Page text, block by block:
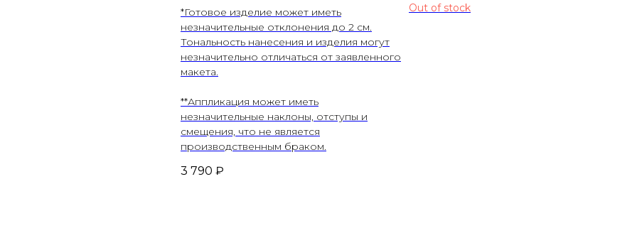
*Готовое изделие может иметь
незначительные отклонения до 2 см.
Тональность нанесения и изделия могут
незначительно отличаться от заявленного
макета.
**Аппликация может иметь
незначительные наклоны, отступы и
смещения, что не является
производственным браком.
3 790 ₽
Out of stock